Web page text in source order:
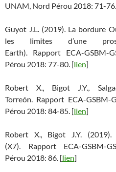
UNAM, Nord Pérou 2018: 71-
Guyot J.L. (2019). La bordure
les limites d’une
Earth). Rapport ECA-GSBM-
Pérou 2018: 77-80. [lien]
Robert X., Bigot J.Y.,
Torreón. Rapport ECA-GSBM-
Pérou 2018: 84-85. [lien]
Robert X., Bigot J.Y.
(X7). Rapport ECA-GSBM-
Pérou 2018: 86. [lien]